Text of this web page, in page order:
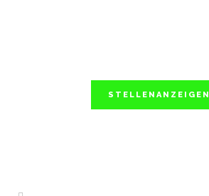
STELLENANZEIGEN